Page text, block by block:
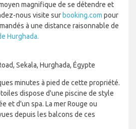
magnifique de se détendre et
nous visite sur booking.com pour
à une distance raisonnable de
Hurghada.
Sekala, Hurghada, Égypte
minutes à pied de cette propriété.
dispose d'une piscine de style
et d'un spa. La mer Rouge ou
depuis les balcons de ces